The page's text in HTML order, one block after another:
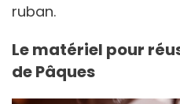
ruban.
Le matériel pour
de Pâques